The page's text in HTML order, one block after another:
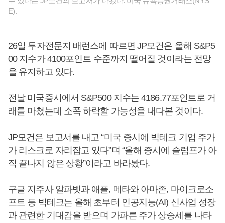
E).
26일 투자전문지 배런스에 따르면 JP모건은 올해 S&P5
00 지수가 4100포인트 수준까지 떨어질 것이라는 전망
을 유지하고 있다.
전날 미국증시에서 S&P500 지수는 4186.77포인트로 거
래를 마쳤는데 소폭 하락할 가능성을 내다본 것이다.
JP모건은 보고서를 내고 “미국 증시에 빅테크 기업 주가
가 리스크로 자리잡고 있다”며 “올해 증시에 슬럼프가 아
직 끝나지 않은 상황”이라고 바라봤다.
구글 지주사 알파벳과 애플, 메타와 아마존, 마이크로소
프트 등 빅테크는 올해 초부터 인공지능(AI) 신사업 성장
과 관련한 기대감을 받으며 가파른 주가 상승세를 나타